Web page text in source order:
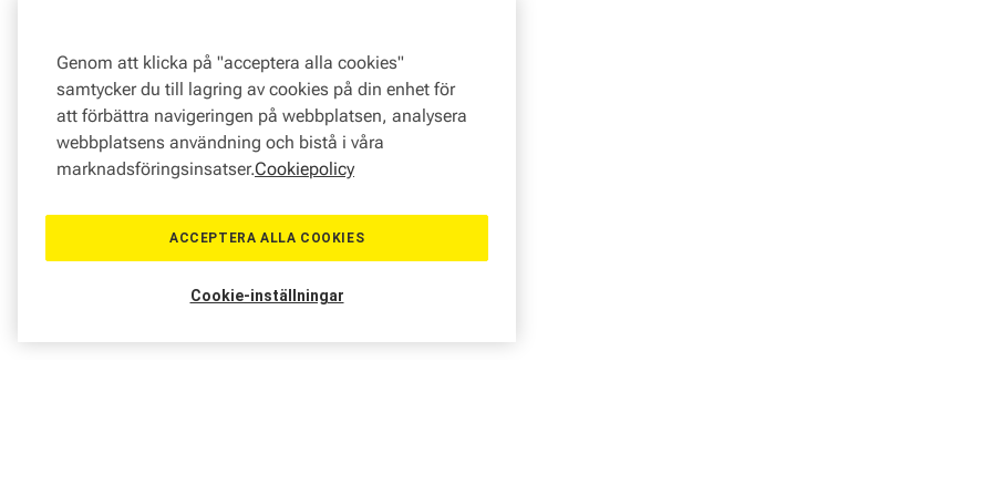
Genom att klicka på "acceptera alla cookies"
samtycker du till lagring av cookies på din enhet för
att förbättra navigeringen på webbplatsen, analysera
webbplatsens användning och bistå i våra
marknadsföringsinsatser.Cookiepolicy
ACCEPTERA ALLA COOKIES
Cookie-inställningar